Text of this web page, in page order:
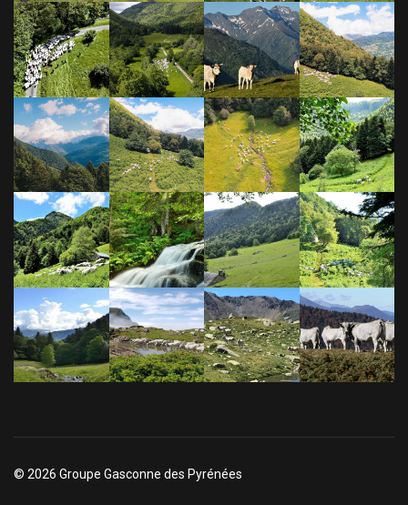
© 2026 Groupe Gasconne des Pyrénées